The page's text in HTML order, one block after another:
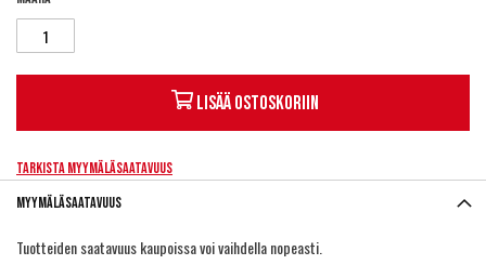
Lisää ostoskoriin
Tarkista myymäläsaatavuus
Myymäläsaatavuus
Tuotteiden saatavuus kaupoissa voi vaihdella nopeasti.